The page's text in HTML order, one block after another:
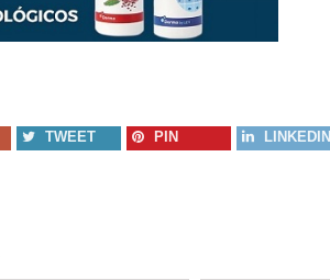
TWEET PIN LINKEDIN